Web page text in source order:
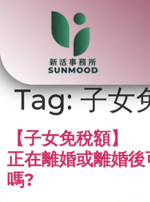
Tag:子女
【子女免稅額】
正在離婚或離婚
嗎?